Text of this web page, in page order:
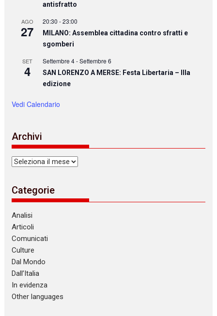
antisfratto
AGO
27
20:30 -23:00
MILANO: Assemblea cittadina contro sfratti e
sgomberi
SET
4
Settembre 4-Settembre 6
SAN LORENZO A MERSE: Festa Libertaria – IIIa
edizione
Vedi Calendario
Archivi
Archivi
Categorie
Analisi
Articoli
Comunicati
Culture
Dal Mondo
Dall’Italia
In evidenza
Other languages